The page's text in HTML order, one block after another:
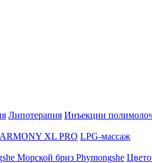
Липотерапия Инъекции
XL PRO LPG-массаж
Морской бриз Phymongshe